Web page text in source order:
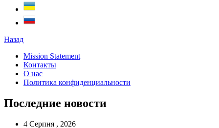
Назад
Mission Statement
Контакты
О нас
Политика конфиденциальности
Последние новости
4 Серпня , 2026